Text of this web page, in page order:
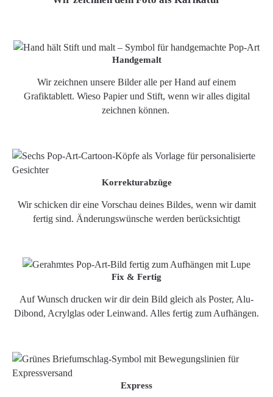
Handgemalt
Wir zeichnen unsere Bilder alle per Hand auf einem
Grafiktablett. Wieso Papier und Stift, wenn wir alles digital
zeichnen können.
Korrekturabzüge
Wir schicken dir eine Vorschau deines Bildes, wenn wir damit
fertig sind. Änderungswünsche werden berücksichtigt
Fix & Fertig
Auf Wunsch drucken wir dir dein Bild gleich als Poster, Alu-
Dibond, Acrylglas oder Leinwand. Alles fertig zum Aufhängen.
Express